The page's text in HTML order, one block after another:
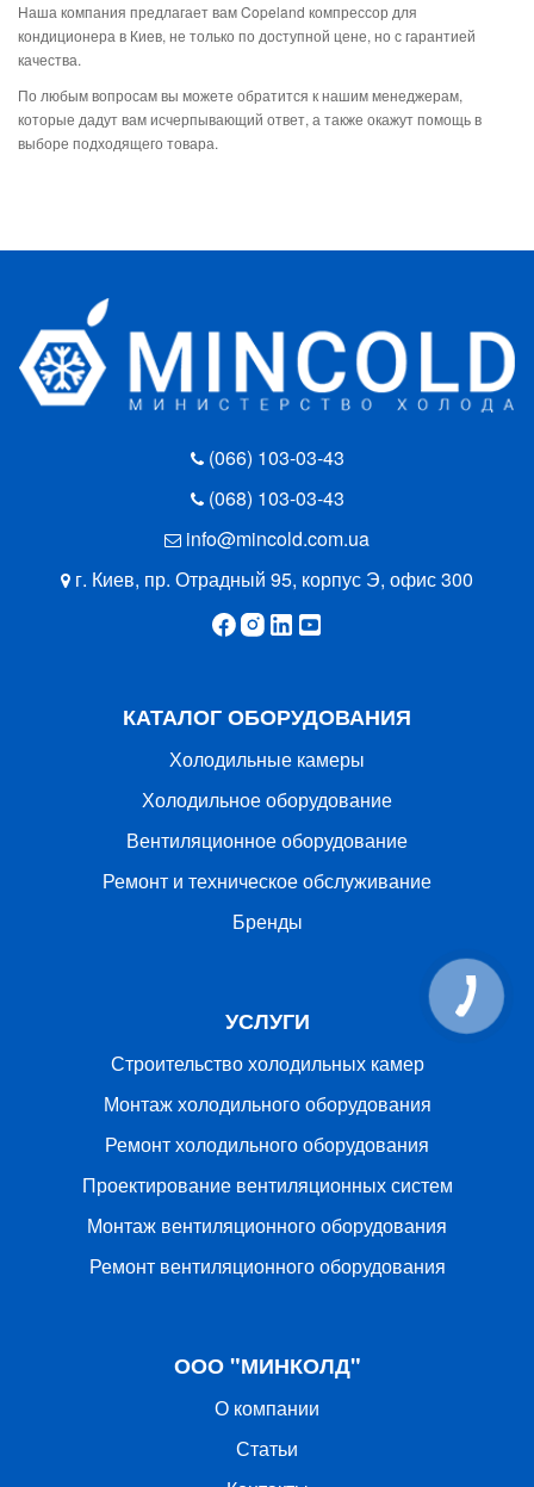
Наша компания предлагает вам Copeland компрессор для
кондиционера в Киев, не только по доступной цене, но с гарантией
качества.
По любым вопросам вы можете обратится к нашим менеджерам,
которые дадут вам исчерпывающий ответ, а также окажут помощь в
выборе подходящего товара.
(066) 103-03-43
(068) 103-03-43
info@mincold.com.ua
г. Киев, пр. Отрадный 95, корпус Э, офис 300
КАТАЛОГ ОБОРУДОВАНИЯ
Холодильные камеры
Холодильное оборудование
Вентиляционное оборудование
Ремонт и техническое обслуживание
Бренды
УСЛУГИ
Строительство холодильных камер
Монтаж холодильного оборудования
Ремонт холодильного оборудования
Проектирование вентиляционных систем
Монтаж вентиляционного оборудования
Ремонт вентиляционного оборудования
ООО "МИНКОЛД"
О компании
Статьи